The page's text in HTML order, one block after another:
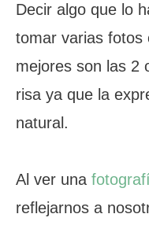
Decir algo que lo
tomar varias fotos
mejores son las 2
risa ya que la
natural.
Al ver una
reflejarnos a